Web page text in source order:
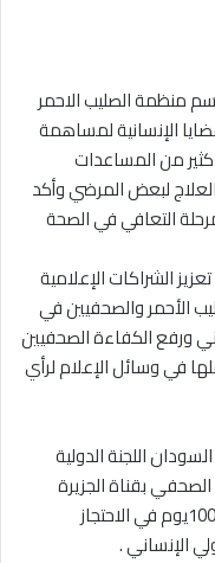
منظمة الصليب الاحمر
الإنسانية لمساهمة
من المساعدات
لبعض المرضي وأكد
التعافي في الصحة
الشراكات الإعلامية
الأحمر والصحفيين في
ورفع الكفاءة الصحفيين
في وسائل الإعلام لرأي
اللجنة الدولية
بقناة الجزيرة
معمر إبراهيم مذكرة الذي أمضى اكثر من 100يوم في الاحتجاز
الإنساني .